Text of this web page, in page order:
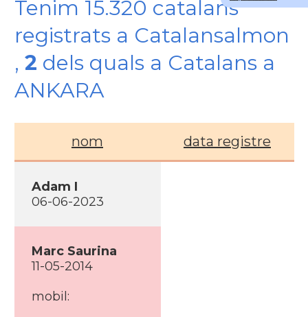
Tenim 15.320 catalans
registrats a Catalansalmon
, 2 dels quals a Catalans a
ANKARA
nom data registre
Adam I
06-06-2023
Marc Saurina
11-05-2014
mobil: